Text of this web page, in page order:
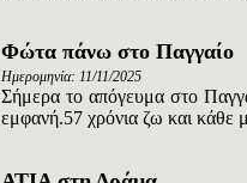
Φώτα πάνω στο Παγγαίο
Ημερομηνία: 11/11/2025
Σήμερα το απόγευμα στο
εμφανή.57 χρόνια ζω και κάθε